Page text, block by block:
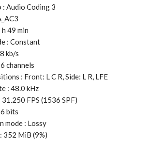
Audio Coding 3
49 min
: Constant
kb/s
channels
: Front: L C R, Side: L R, LFE
: 48.0 kHz
31.250 FPS (1536 SPF)
bits
mode : Lossy
352 MiB (9%)